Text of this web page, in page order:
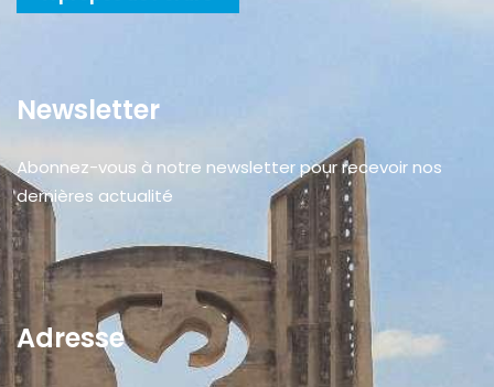
Newsletter
Abonnez-vous à notre newsletter pour recevoir nos
dernières actualité
Adresse